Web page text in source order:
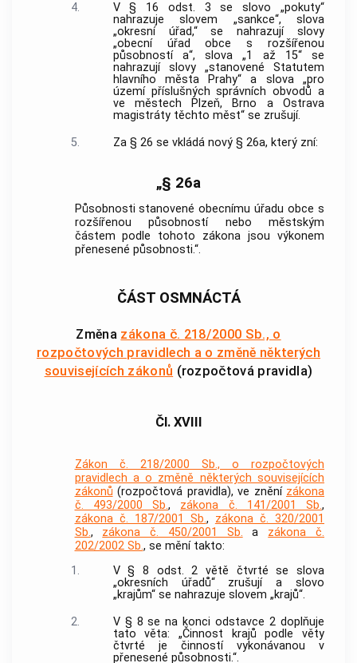
4.
V § 16 odst. 3 se slovo „pokuty“
nahrazuje slovem „sankce“, slova
„okresní úřad,“ se nahrazují slovy
„obecní úřad obce s rozšířenou
působností a“, slova „1 až 15“ se
nahrazují slovy „stanovené Statutem
hlavního města Prahy“ a slova „pro
území příslušných správních obvodů a
ve městech Plzeň, Brno a Ostrava
magistráty těchto měst“ se zrušují.
5.
Za § 26 se vkládá nový § 26a, který zní:
„§ 26a
Působnosti stanovené obecnímu úřadu obce s
rozšířenou působností nebo městským
částem podle tohoto zákona jsou výkonem
přenesené působnosti.“.
ČÁST OSMNÁCTÁ
Změna zákona č. 218/2000 Sb., o
rozpočtových pravidlech a o změně některých
souvisejících zákonů (rozpočtová pravidla)
Čl. XVIII
Zákon č. 218/2000 Sb., o rozpočtových
pravidlech a o změně některých souvisejících
zákonů (rozpočtová pravidla), ve znění zákona
č. 493/2000 Sb., zákona č. 141/2001 Sb.,
zákona č. 187/2001 Sb., zákona č. 320/2001
Sb., zákona č. 450/2001 Sb. a zákona č.
202/2002 Sb., se mění takto:
1.
V § 8 odst. 2 větě čtvrté se slova
„okresních úřadů“ zrušují a slovo
„krajům“ se nahrazuje slovem „krajů“.
2.
V § 8 se na konci odstavce 2 doplňuje
tato věta: „Činnost krajů podle věty
čtvrté je činností vykonávanou v
přenesené působnosti.“.